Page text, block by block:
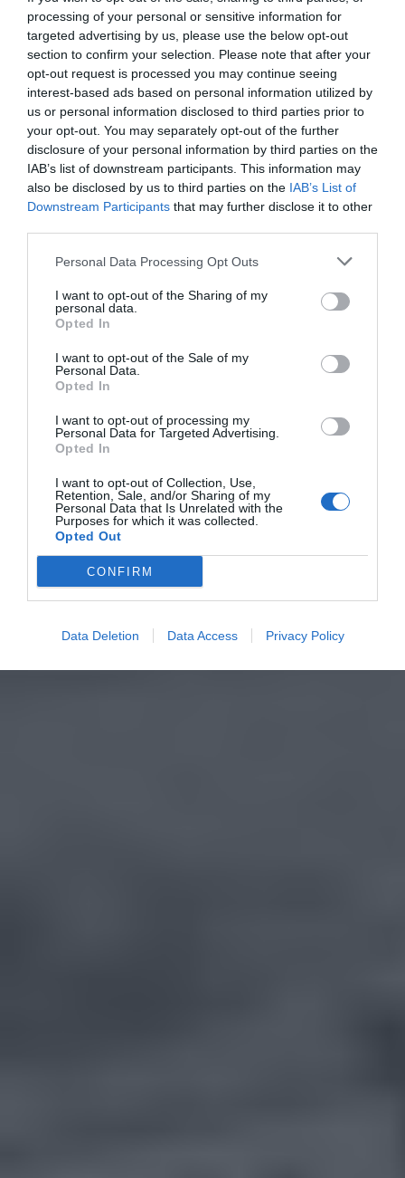
processing of your personal or sensitive information for
targeted advertising by us, please use the below opt-out
section to confirm your selection. Please note that after your
opt-out request is processed you may continue seeing
interest-based ads based on personal information utilized by
us or personal information disclosed to third parties prior to
your opt-out. You may separately opt-out of the further
disclosure of your personal information by third parties on the
IAB’s list of downstream participants. This information may
also be disclosed by us to third parties on the IAB’s List of
Downstream Participants that may further disclose it to other
Personal Data Processing Opt Outs
I want to opt-out of the Sharing of my
personal data.
Opted In
I want to opt-out of the Sale of my
Personal Data.
Opted In
I want to opt-out of processing my
Personal Data for Targeted Advertising.
Opted In
I want to opt-out of Collection, Use,
Retention, Sale, and/or Sharing of my
Personal Data that Is Unrelated with the
Purposes for which it was collected.
Opted Out
CONFIRM
Data Deletion Data Access Privacy Policy